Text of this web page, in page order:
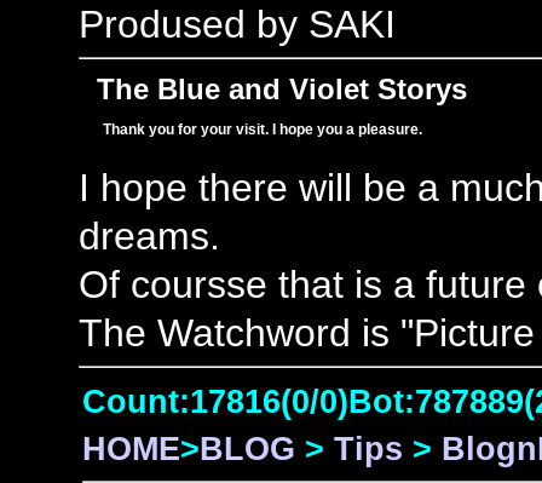
Prodused by SAKI
The Blue and Violet Storys
Thank you for your visit. I hope you a pleasure.
I hope there will be a
dreams.
Of coursse that is a future
The Watchword is
Count:17816(0/
HOME>BLOG > Tips >